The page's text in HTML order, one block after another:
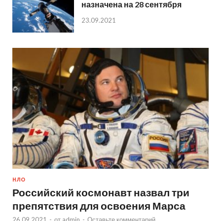
назначена на 28 сентября
23.09.2021
НЛО
Российский космонавт назвал три
препятствия для освоения Марса